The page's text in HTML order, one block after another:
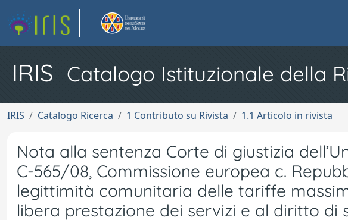
IRIS Catalogo Istituzionale della
IRIS Catalogo Ricerca 1 Contributo su Rivista 1.1 Articolo in rivista
Nota alla sentenza Corte di giustizia
C-565/08, Commissione europea c.
legittimità comunitaria delle tariffe
libera prestazione dei servizi e al diritto di